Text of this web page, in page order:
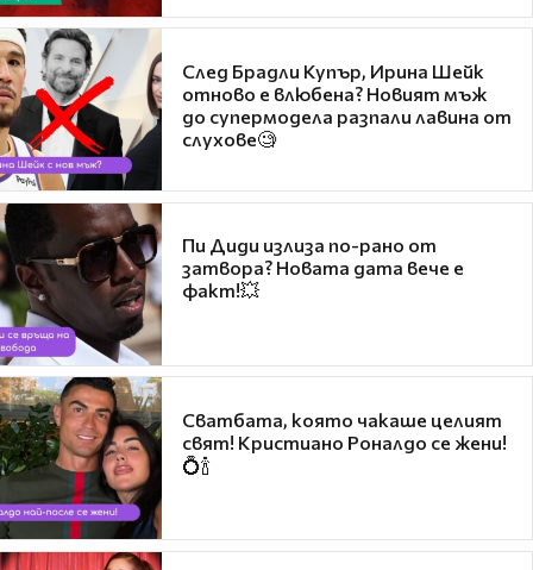
След Брадли Купър, Ирина Шейк
отново е влюбена? Новият мъж
до супермодела разпали лавина от
слухове🧐
Пи Диди излиза по-рано от
затвора? Новата дата вече е
факт!💥
Сватбата, която чакаше целият
свят! Кристиано Роналдо се жени!
💍🍾